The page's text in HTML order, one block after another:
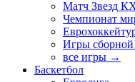
Матч Звезд
Чемпионат
Игры сборной
все игры →
Баскетбол